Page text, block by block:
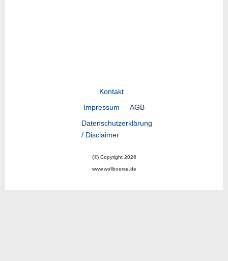
Kontakt
Impressum
AGB
Datenschutzerklärung
/ Disclaimer
(©) Copyright 2026
www.wollboerse.de